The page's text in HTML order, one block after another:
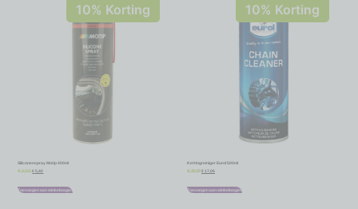
10% Korting
Siliconenspray Motip 400ml
€ 6,00 € 5,40
Toevoegen aan winkelwagen
10% Korting
Kettingreiniger Eurol 500ml
€ 18,95 € 17,06
Toevoegen aan winkelwagen